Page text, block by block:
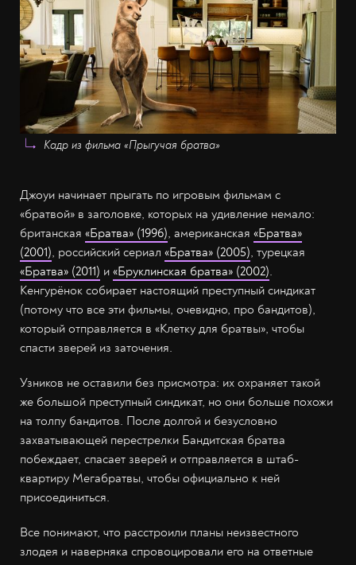
Кадр из фильма «Прыгучая братва»
Джоуи начинает прыгать по игровым фильмам с
«братвой» в заголовке, которых на удивление немало:
британская «Братва» (1996), американская «Братва»
(2001), российский сериал «Братва» (2005), турецкая
«Братва» (2011) и «Бруклинская братва» (2002).
Кенгурёнок собирает настоящий преступный синдикат
(потому что все эти фильмы, очевидно, про бандитов),
который отправляется в «Клетку для братвы», чтобы
спасти зверей из заточения.
Узников не оставили без присмотра: их охраняет такой
же большой преступный синдикат, но они больше похожи
на толпу бандитов. После долгой и безусловно
захватывающей перестрелки Бандитская братва
побеждает, спасает зверей и отправляется в штаб-
квартиру Мегабратвы, чтобы официально к ней
присоединиться.
Все понимают, что расстроили планы неизвестного
злодея и наверняка спровоцировали его на ответные